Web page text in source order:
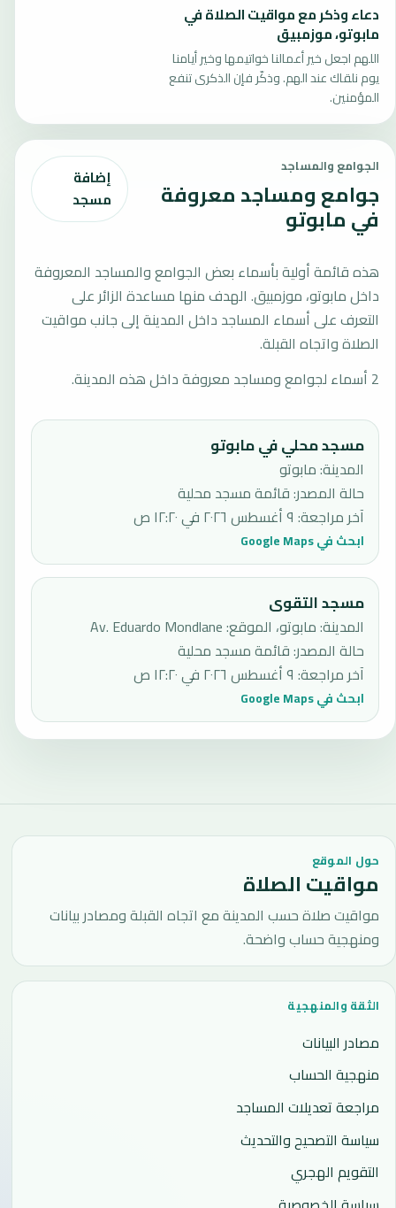
دعاء وذكر مع مواقيت الصلاة في
مابوتو، موزمبيق
اللهم اجعل خير أعمالنا خواتيمها وخير أيامنا
يوم نلقاك عند الهم. وذكّر فإن الذكرى تنفع
المؤمنين.
الجوامع والمساجد
جوامع ومساجد معروفة
في مابوتو
إضافة
مسجد
هذه قائمة أولية بأسماء بعض الجوامع والمساجد المعروفة
داخل مابوتو، موزمبيق. الهدف منها مساعدة الزائر على
التعرف على أسماء المساجد داخل المدينة إلى جانب مواقيت
الصلاة واتجاه القبلة.
2 أسماء لجوامع ومساجد معروفة داخل هذه المدينة.
مسجد محلي في مابوتو
المدينة: مابوتو
حالة المصدر:قائمة مسجد محلية
آخر مراجعة: ٩ أغسطس ٢٠٢٦ في ١٢:٢٠ ص
ابحث في Google Maps
مسجد التقوى
المدينة: مابوتو، الموقع: Av. Eduardo Mondlane
حالة المصدر:قائمة مسجد محلية
آخر مراجعة: ٩ أغسطس ٢٠٢٦ في ١٢:٢٠ ص
ابحث في Google Maps
حول الموقع
مواقيت الصلاة
مواقيت صلاة حسب المدينة مع اتجاه القبلة ومصادر بيانات
ومنهجية حساب واضحة.
الثقة والمنهجية
مصادر البيانات
منهجية الحساب
مراجعة تعديلات المساجد
سياسة التصحيح والتحديث
التقويم الهجري